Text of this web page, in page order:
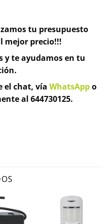
tu presupuesto
mejor precio!!!
y te ayudamos en tu
el chat, vía WhatsAppo
al 644730125.